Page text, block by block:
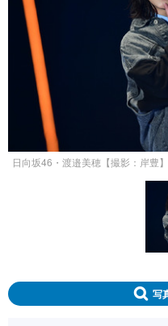
日向坂46・渡邉美穂【撮影：岸豊】
写